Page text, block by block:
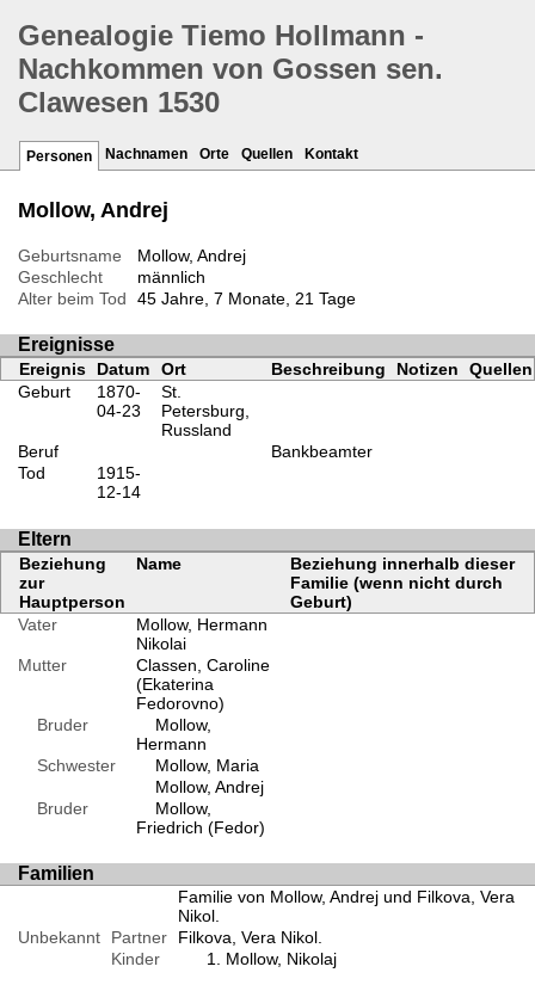
Genealogie Tiemo Hollmann -
Nachkommen von Gossen sen.
Clawesen 1530
Personen Nachnamen Orte Quellen Kontakt
Mollow, Andrej
Geburtsname
Mollow, Andrej
Geschlecht
männlich
Alter beim Tod
45 Jahre, 7 Monate, 21 Tage
Ereignisse
Ereignis Datum Ort Beschreibung Notizen
Quellen
Geburt
1870-
04-23
St.
Petersburg,
Russland
Beruf
Bankbeamter
Tod
1915-
12-14
Eltern
Beziehung
zur
Hauptperson
Name
Beziehung innerhalb dieser
Familie (wenn nicht durch
Geburt)
Vater
Mollow, Hermann
Nikolai
Mutter
Classen, Caroline
(Ekaterina
Fedorovno)
Bruder
Mollow,
Hermann
Schwester
Mollow, Maria
Mollow, Andrej
Bruder
Mollow,
Friedrich (Fedor)
Familien
Familie von Mollow, Andrej und Filkova, Vera
Nikol.
Unbekannt
Partner
Filkova, Vera Nikol.
Kinder
Mollow, Nikolaj